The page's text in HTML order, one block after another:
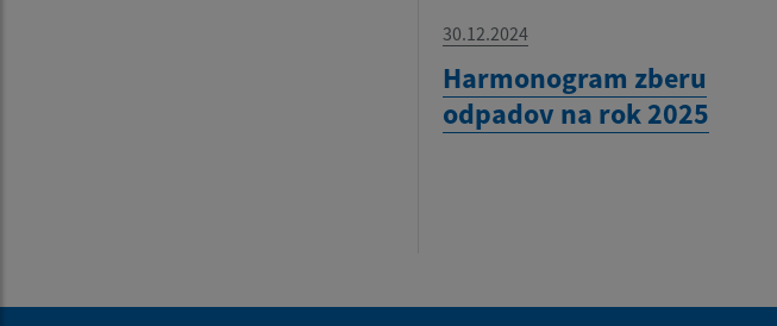
30.12.2024
Harmonogram zberu
odpadov na rok 2025